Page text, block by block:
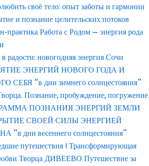
своё тело: опыт заботы и гармонии
и познание целительских потоков
практика Работа с Родом — энергия рода
радости: новогодняя энергия Сочи
ЭНЕРГИЙ НОВОГО ГОДА И
СЕБЯ “в дни зимнего солнцестояния”
Познание, пробуждение, погружение
ПОЗНАНИЯ ЭНЕРГИЙ ЗЕМЛИ
СВОЕЙ СИЛЫ ЭНЕРГИЕЙ
“в дни весеннего солнцестояния”
путешествия | Трансформирующая
Творца ДИВЕЕВО Путешествие за